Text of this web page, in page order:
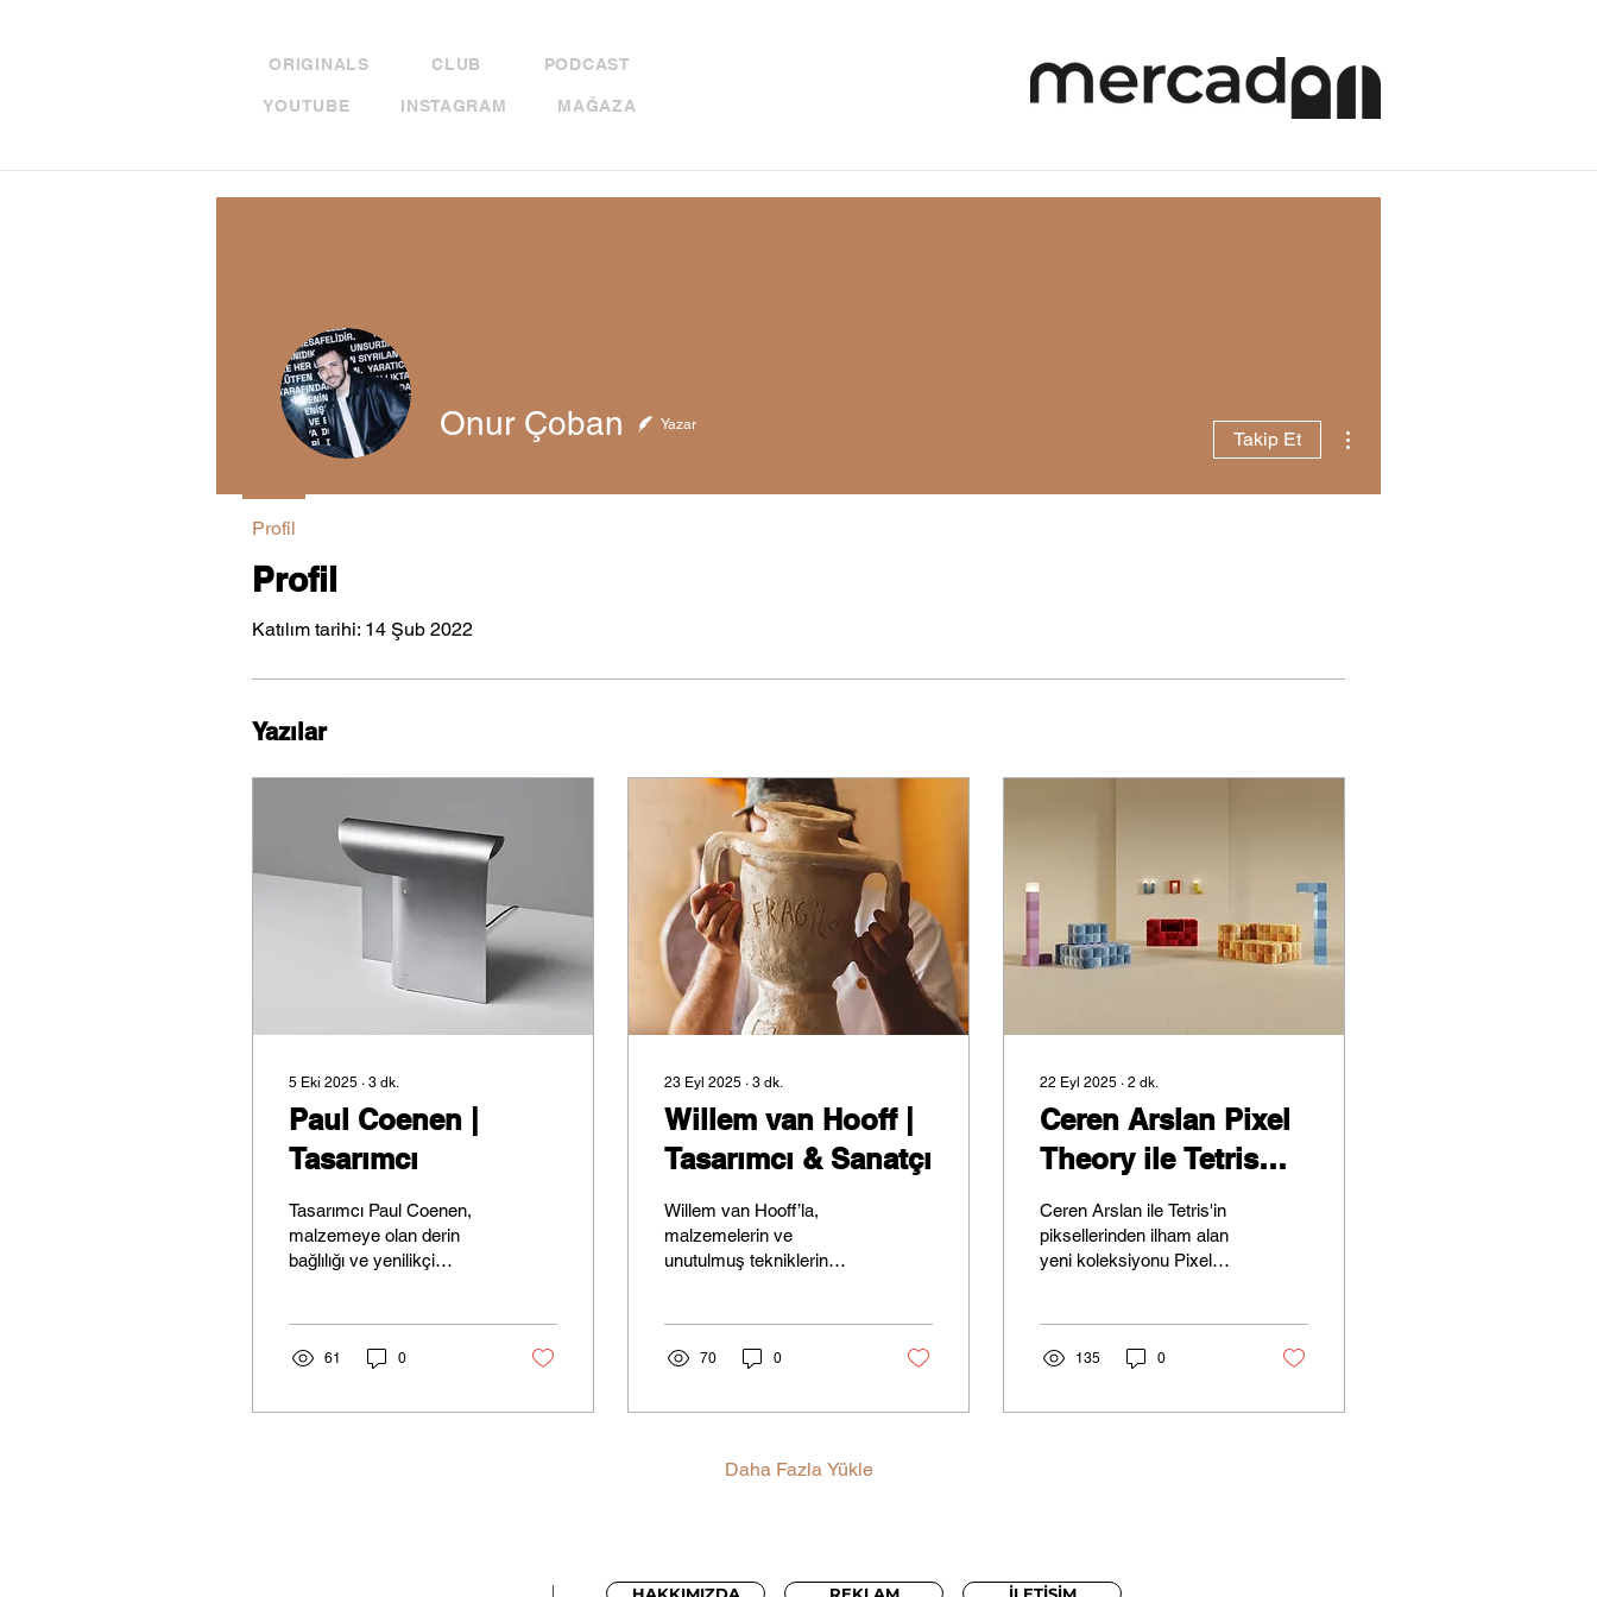
ORIGINALS CLUB PODCAST
YOUTUBE INSTAGRAM MAĞAZA
Profil
Katılım tarihi: 14 Şub 2022
Yazılar
5 Eki 2025 ∙ 3 dk.
Paul Coenen |
Tasarımcı
Tasarımcı Paul Coenen,
malzemeye olan derin
bağlılığı ve yenilikçi
61 0
23 Eyl 2025 ∙ 3 dk.
Willem van Hooff |
Tasarımcı & Sanatçı
Willem van Hooff’la,
malzemelerin ve
unutulmuş tekniklerin
yaklaşımını konuştuk.
70 0
22 Eyl 2025 ∙ 2 dk.
Ceren Arslan Pixel
Theory ile Tetris
Hafızasını Üç
Boyuta Taşıyor
Ceren Arslan ile Tetris'in
piksellerinden ilham alan
yeni koleksiyonu Pixel
135 0
Daha Fazla Yükle
Onur Çoban Yazar
Takip Et
Profil